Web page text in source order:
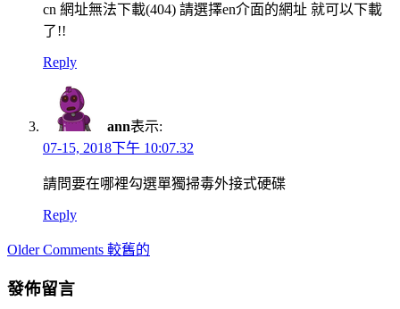
cn 網址無法下載(404) 請選擇en介面的網址 就可以下載
了!!
Reply
ann表示:
07-15, 2018下午 10:07.32
請問要在哪裡勾選單獨掃毒外接式硬碟
Reply
Comment
Older Comments 較舊的
發佈留言